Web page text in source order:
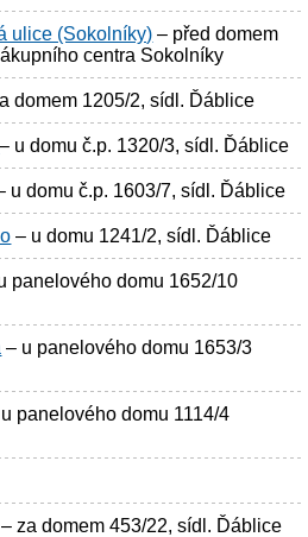
ulice (Sokolníky) – před domem
centra Sokolníky
domem 1205/2, sídl. Ďáblice
– u domu č.p. 1320/3, sídl. Ďáblice
u domu č.p. 1603/7, sídl. Ďáblice
– u domu 1241/2, sídl. Ďáblice
panelového domu 1652/10
– u panelového domu 1653/3
panelového domu 1114/4
– za domem 453/22, sídl. Ďáblice